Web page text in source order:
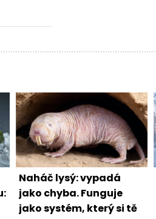
Naháč lysý: vypadá
jako chyba. Funguje
jako systém, který si tě